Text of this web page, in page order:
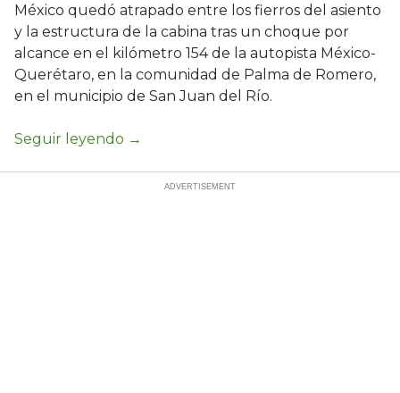
México quedó atrapado entre los fierros del asiento
y la estructura de la cabina tras un choque por
alcance en el kilómetro 154 de la autopista México-
Querétaro, en la comunidad de Palma de Romero,
en el municipio de San Juan del Río.